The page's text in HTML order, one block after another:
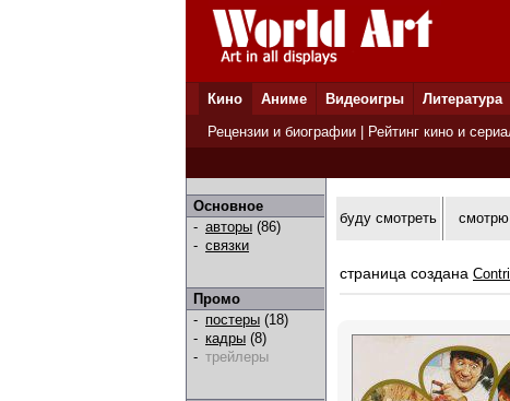
Кино Аниме Видеоигры Литература
Рецензии и биографии
Рейтинг кино и
Основное
- авторы (86)
- связки
Промо
- постеры (18)
- кадры (8)
- трейлеры
буду смотреть смотрю
страница создана